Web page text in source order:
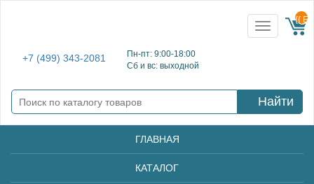
+7 (499) 343-2081
Пн-пт: 9:00-18:00
Сб и вс: выходной
Toggle
navigation
{{
Найти
ГЛАВНАЯ
КАТАЛОГ